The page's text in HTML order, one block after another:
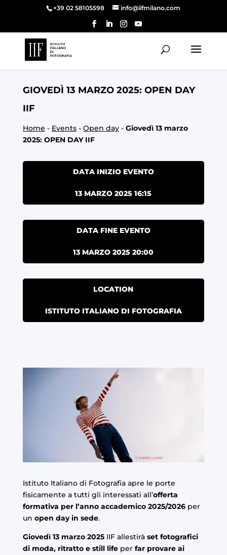
+39 02 58105598 info@iifmilano.com
GIOVEDÌ 13 MARZO 2025: OPEN DAY
IIF
Home - Events- Open day- Giovedì 13 marzo
2025: OPEN DAY IIF
DATA INIZIO EVENTO
13 MARZO 2025 16:15
DATA FINE EVENTO
13 MARZO 2025 20:00
LOCATION
ISTITUTO ITALIANO DI FOTOGRAFIA
Istituto Italiano di Fotografia apre le porte
fisicamente a tutti gli interessati all’offerta
formativa per l’anno accademico 2025/2026 per
un open day in sede.
Giovedì 13 marzo 2025IIF allestirà set fotografici
di moda, ritratto e still lifeper far provare ai